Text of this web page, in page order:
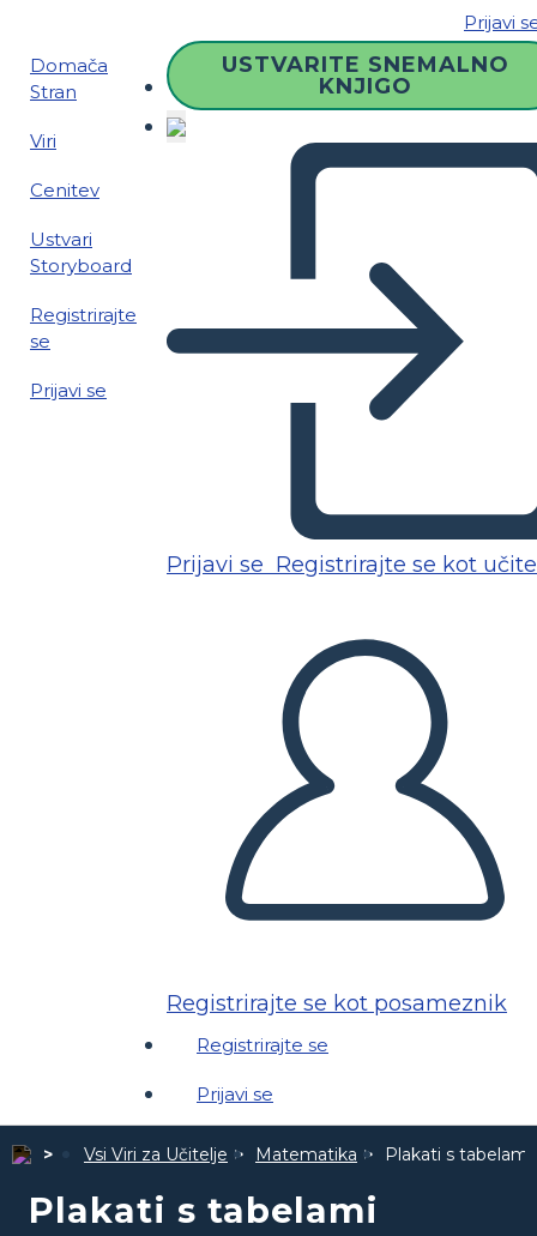
Prijavi
Domača
Stran
Viri
Cenitev
Ustvari
Storyboard
Registrirajte
se
Prijavi se
USTVARITE SNEMALNO
KNJIGO
Prijavi se Registrirajte se kot
Registrirajte se kot posameznik
Registrirajte se
Prijavi se
Vsi Viri za Učitelje Matematika Plakati s
Plakati s tabelami